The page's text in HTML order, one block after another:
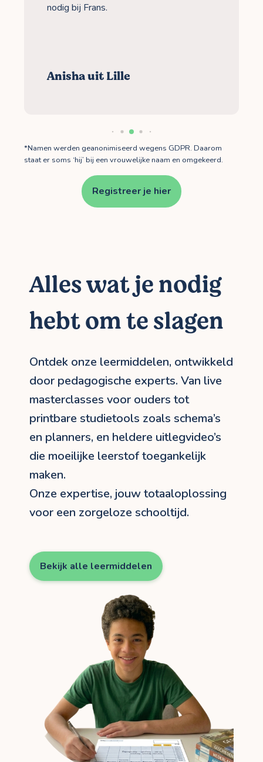
nodig bij Frans.
Anisha uit Lille
*Namen werden geanonimiseerd wegens GDPR. Daarom
staat er soms ‘hij’ bij een vrouwelijke naam en omgekeerd.
Registreer je hier
Alles wat je nodig
hebt om te slagen
Ontdek onze leermiddelen, ontwikkeld
door pedagogische experts. Van live
masterclasses voor ouders tot
printbare studietools zoals schema’s
en planners, en heldere uitlegvideo’s
die moeilijke leerstof toegankelijk
maken.
Onze expertise, jouw totaaloplossing
voor een zorgeloze schooltijd.
Bekijk alle leermiddelen